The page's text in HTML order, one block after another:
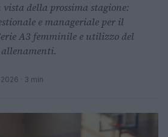
della prossima stagione:
e manageriale per il
A3 femminile e utilizzo del
· 3 min